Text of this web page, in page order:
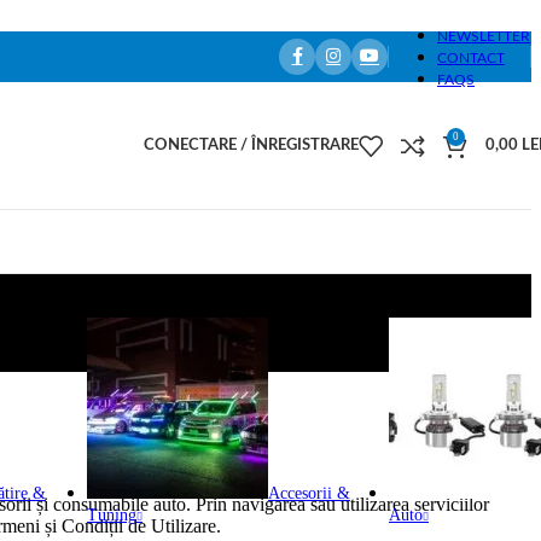
NEWSLETTER
CONTACT
FAQS
CONECTARE / ÎNREGISTRARE
0
0,00
&
Accesorii &
Tuning
Auto
și consumabile auto. Prin navigarea sau utilizarea serviciilor
și Condiții de Utilizare.